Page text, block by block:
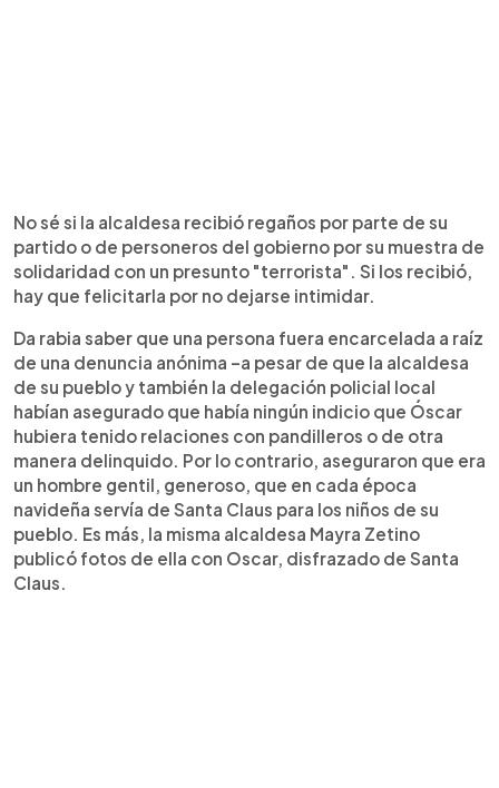
No sé si la alcaldesa recibió regaños por parte de su
partido o de personeros del gobierno por su muestra de
solidaridad con un presunto "terrorista". Si los recibió,
hay que felicitarla por no dejarse intimidar.
Da rabia saber que una persona fuera encarcelada a raíz
de una denuncia anónima –a pesar de que la alcaldesa
de su pueblo y también la delegación policial local
habían asegurado que había ningún indicio que Óscar
hubiera tenido relaciones con pandilleros o de otra
manera delinquido. Por lo contrario, aseguraron que era
un hombre gentil, generoso, que en cada época
navideña servía de Santa Claus para los niños de su
pueblo. Es más, la misma alcaldesa Mayra Zetino
publicó fotos de ella con Oscar, disfrazado de Santa
Claus.